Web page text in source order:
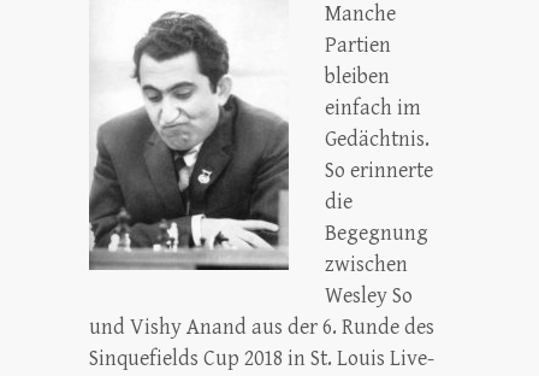
Manche
Partien
bleiben
einfach im
Gedächtnis.
So erinnerte
die
Begegnung
zwischen
Wesley So
und Vishy Anand aus der 6. Runde des
Sinquefields Cup 2018 in St. Louis Live-